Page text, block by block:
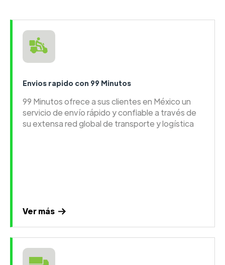
Envios rapido con 99 Minutos
99 Minutos ofrece a sus clientes en México un
servicio de envío rápido y confiable a través de
su extensa red global de transporte y logística
Ver más